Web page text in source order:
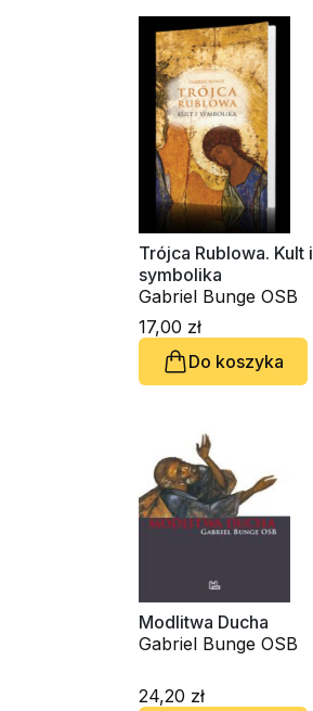
Trójca Rublowa. Kult i
symbolika
Gabriel Bunge OSB
17,00 zł
Do koszyka
Modlitwa Ducha
Gabriel Bunge OSB
24,20 zł